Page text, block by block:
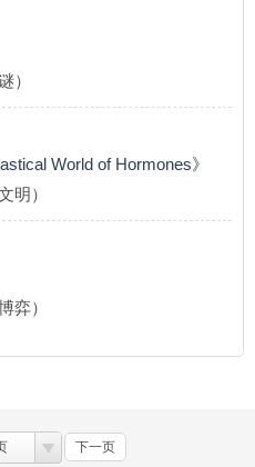
）
World of Hormones》
明）
弈）
下一页